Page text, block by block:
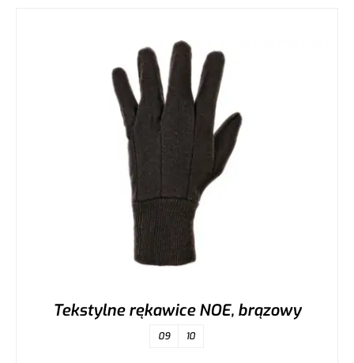
Tekstylne rękawice NOE, brązowy
09 10